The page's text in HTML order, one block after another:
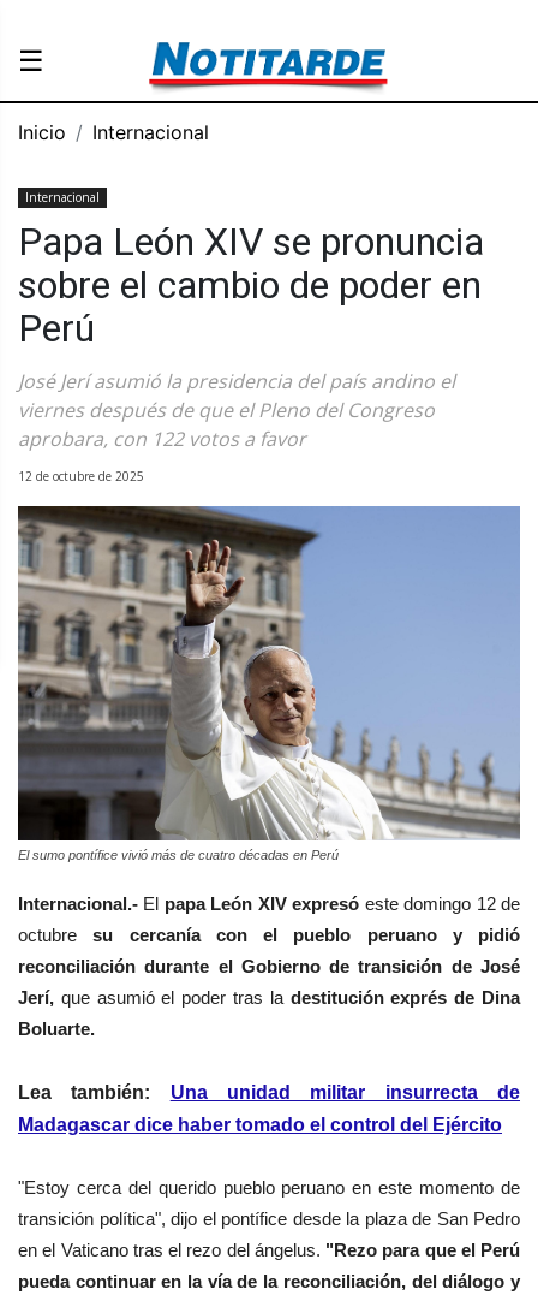
☰
Inicio Internacional
Internacional
Papa León XIV se pronuncia
sobre el cambio de poder en
Perú
José Jerí asumió la presidencia del país andino el
viernes después de que el Pleno del Congreso
aprobara, con 122 votos a favor
12 de octubre de 2025
El sumo pontífice vivió más de cuatro décadas en Perú
Internacional.- El papa León XIV expresó este domingo 12 de
octubresu cercanía con el pueblo peruano y pidió
reconciliación durante el Gobierno de transición de José
Jerí, que asumió el poder tras la destitución exprés de Dina
Boluarte.
Lea también: Una unidad militar insurrecta de
Madagascar dice haber tomado el control del Ejército
"Estoy cerca del querido pueblo peruano en este momento de
transición política", dijo el pontífice desde la plaza de San Pedro
en el Vaticano tras el rezo del ángelus. "Rezo para que el Perú
pueda continuar en la vía de la reconciliación, del diálogo y